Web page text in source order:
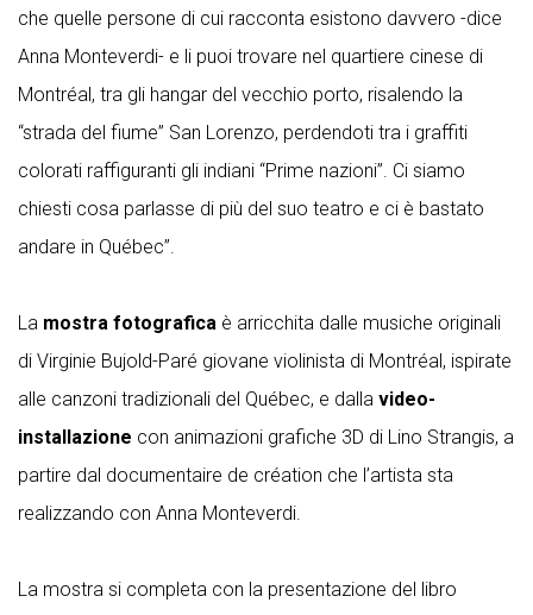
che quelle persone di cui racconta esistono davvero -dice
Anna Monteverdi- e li puoi trovare nel quartiere cinese di
Montréal, tra gli hangar del vecchio porto, risalendo la
“strada del fiume” San Lorenzo, perdendoti tra i graffiti
colorati raffiguranti gli indiani “Prime nazioni”. Ci siamo
chiesti cosa parlasse di più del suo teatro e ci è bastato
andare in Québec”.
La mostra fotografica è arricchita dalle musiche originali
di Virginie Bujold-Paré giovane violinista di Montréal, ispirate
alle canzoni tradizionali del Québec, e dalla video-
installazione con animazioni grafiche 3D di Lino Strangis, a
partire dal documentaire de création che l’artista sta
realizzando con Anna Monteverdi.
La mostra si completa con la presentazione del libro